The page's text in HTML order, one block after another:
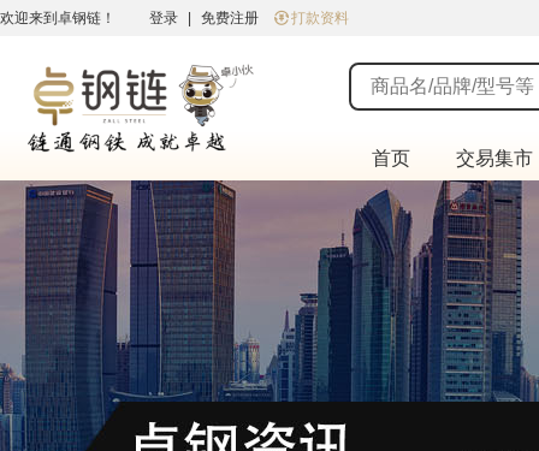
欢迎来到卓钢链！ 登录 免费注册 打款资料
首页 交易集市